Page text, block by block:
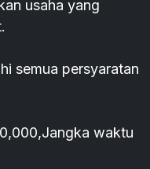
usaha yang
semua persyaratan
waktu